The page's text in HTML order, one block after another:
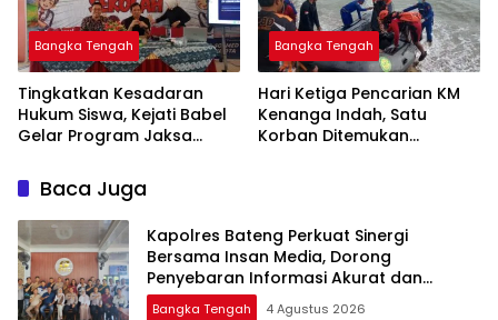
Bangka Tengah
Tingkatkan Kesadaran
Hukum Siswa, Kejati Babel
Gelar Program Jaksa
Namang
Bangka Tengah
Hari Ketiga Pencarian KM
Kenanga Indah, Satu
Korban Ditemukan
Baca Juga
‎Kapolres Bateng Perkuat Sinergi
Bersama Insan Media, Dorong
Penyebaran Informasi Akurat dan
Layanan Polri 110
Bangka Tengah 4 Agustus 2026